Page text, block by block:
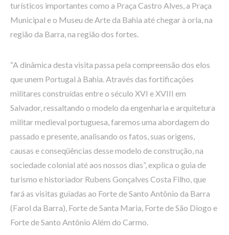
turísticos importantes como a Praça Castro Alves, a Praça
Municipal e o Museu de Arte da Bahia até chegar à orla, na
região da Barra, na região dos fortes.
“A dinâmica desta visita passa pela compreensão dos elos
que unem Portugal à Bahia. Através das fortificações
militares construídas entre o século XVI e XVIII em
Salvador, ressaltando o modelo da engenharia e arquitetura
militar medieval portuguesa, faremos uma abordagem do
passado e presente, analisando os fatos, suas origens,
causas e conseqüências desse modelo de construção, na
sociedade colonial até aos nossos dias”, explica o guia de
turismo e historiador Rubens Gonçalves Costa Filho, que
fará as visitas guiadas ao Forte de Santo Antônio da Barra
(Farol da Barra), Forte de Santa Maria, Forte de São Diogo e
Forte de Santo Antônio Além do Carmo.